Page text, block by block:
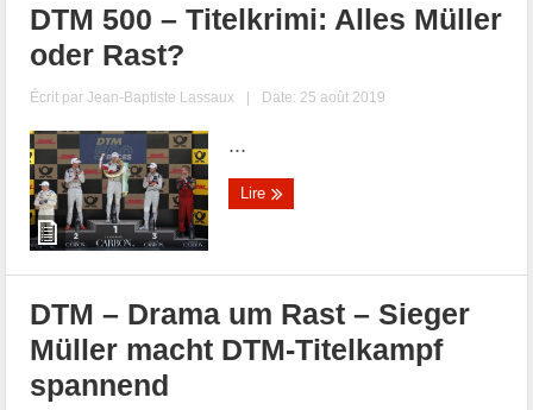
DTM 500 – Titelkrimi: Alles Müller
oder Rast?
Écrit parJean-Baptiste Lassaux | Date: 25 août 2019
...
Lire
DTM – Drama um Rast – Sieger
Müller macht DTM-Titelkampf
spannend